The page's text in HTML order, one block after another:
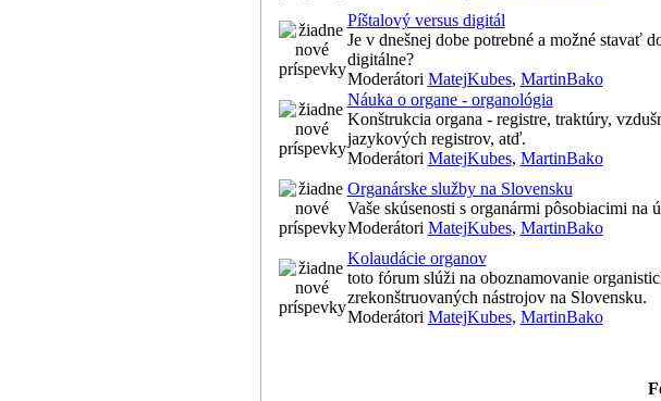
Píštalový versus digitál
Je v dnešnej dobe potrebné a možné stavať
digitálne?
Moderátori MatejKubes, MartinBako
Náuka o organe - organológia
Konštrukcia organa - registre, traktúry,
jazykových registrov, atď.
Moderátori MatejKubes, MartinBako
Organárske služby na Slovensku
Vaše skúsenosti s organármi pôsobiacimi na
Moderátori MatejKubes, MartinBako
Kolaudácie organov
toto fórum slúži na oboznamovanie
zrekonštruovaných nástrojov na Slovensku.
Moderátori MatejKubes, MartinBako